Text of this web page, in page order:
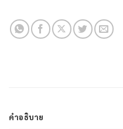
คำอธิบาย